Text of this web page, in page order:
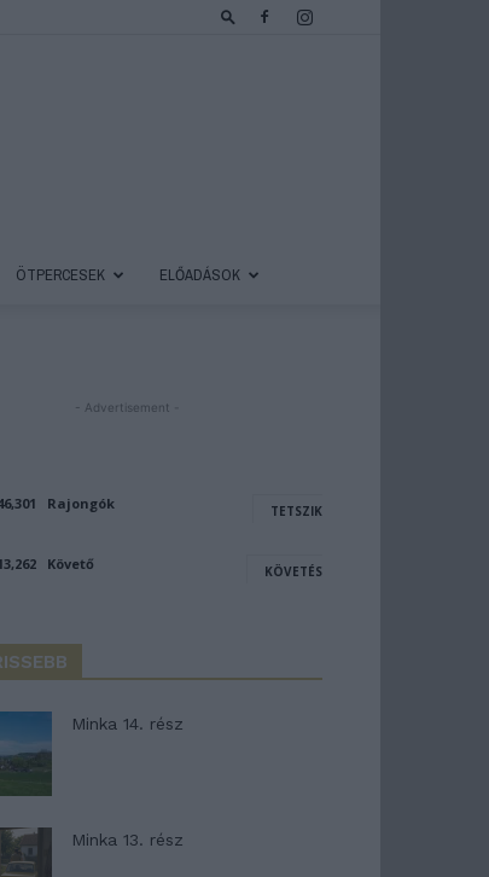
ÖTPERCESEK ELŐADÁSOK
- Advertisement -
Rajongók TETSZIK
Követő KÖVETÉS
Minka 14. rész
Minka 13. rész